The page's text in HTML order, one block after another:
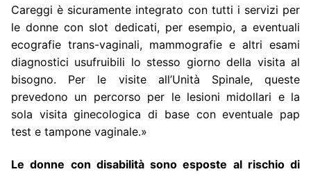
Careggi è sicuramente integrato con tutti i servizi per
le donne con slot dedicati, per esempio, a eventuali
ecografie trans-vaginali, mammografie e altri esami
diagnostici usufruibili lo stesso giorno della visita al
bisogno. Per le visite all’Unità Spinale, queste
prevedono un percorso per le lesioni midollari e la
sola visita ginecologica di base con eventuale pap
test e tampone vaginale.»
Le donne con disabilità sono esposte al rischio di